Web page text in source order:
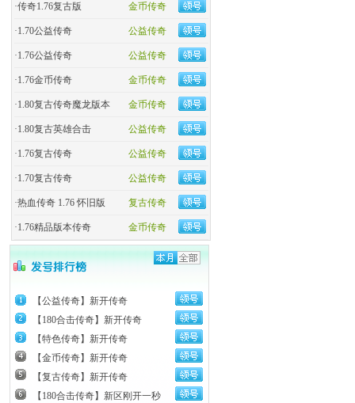
金币传奇
·传奇1.76复古版
公益传奇
·1.70公益传奇
公益传奇
·1.76公益传奇
金币传奇
·1.76金币传奇
金币传奇
·1.80复古传奇魔龙版本
公益传奇
·1.80复古英雄合击
公益传奇
·1.76复古传奇
公益传奇
·1.70复古传奇
复古传奇
·热血传奇 1.76 怀旧版
金币传奇
·1.76精品版本传奇
【公益传奇】新开传奇
【180合击传奇】新开传奇
【特色传奇】新开传奇
【金币传奇】新开传奇
【复古传奇】新开传奇
【180合击传奇】新区刚开一秒